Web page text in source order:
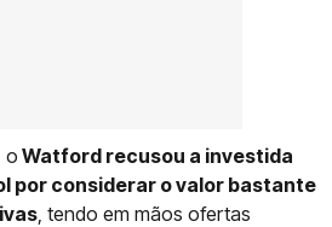
o Watford recusou a investida
por considerar o valor bastante
, tendo em mãos ofertas